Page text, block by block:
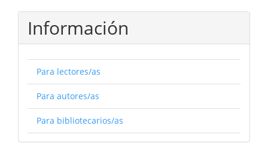
Información
Para lectores/as
Para autores/as
Para bibliotecarios/as